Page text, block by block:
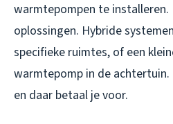
warmtepompen te installeren.
oplossingen. Hybride
specifieke ruimtes, of een
warmtepomp in de
en daar betaal je voor.